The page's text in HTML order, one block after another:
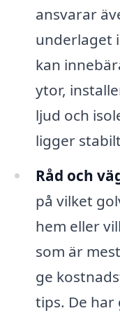
ansvarar
underlaget
kan
ytor,
ljud och
ligger
Råd och
på vilket
hem eller
som är
ge
tips. De har